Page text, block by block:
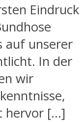
Eindruck
auf unserer
In der
wir
hervor […]